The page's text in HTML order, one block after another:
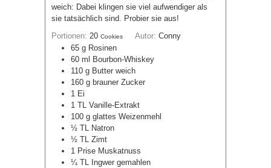
weich: Dabei klingen sie viel aufwendiger als
sie tatsächlich sind. Probier sie aus!
Portionen: 20 Cookies Autor: Conny
65 g Rosinen
60 ml
Bourbon-Whiskey
110 g Butter weich
160 g brauner Zucker
1 Ei
1 TL Vanille-Extrakt
100 g glattes Weizenmehl
½ TL Natron
½ TL Zimt
1 Prise Muskatnuss
¼ TL Ingwer gemahlen